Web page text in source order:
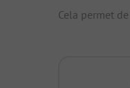
Cela permet